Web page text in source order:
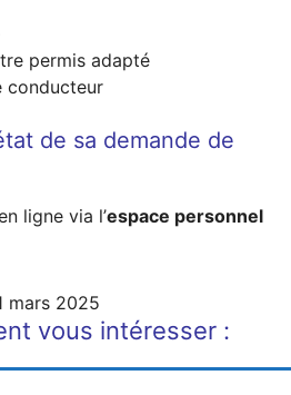
permis adapté
conducteur
de sa demande de
ligne via l’espace personnel
mars 2025
vous intéresser :